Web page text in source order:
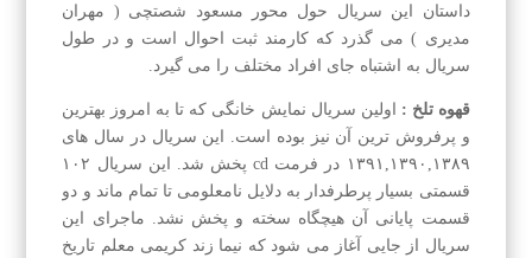
داستان این سریال حول محور مسعود شصتچی ( مهران
مدیری ) می گذرد که کارمند ثبت احوال است و در طول
سریال به اشتباه جای افراد مختلف را می گیرد.
قهوه تلخ : اولین سریال نمایش خانگی که تا به امروز بهترین
و پرفروش ترین آن نیز بوده است. این سریال در سال های
۱۳۹۱,۱۳۹۰,۱۳۸۹ در فرمت cd پخش شد. این سریال ۱۰۲
قسمتی بسیار پرطرفدار به دلایل نامعلومی تا تمام ماند و دو
قسمت پایانی آن هیچگاه سخته و پخش نشد. ماجرای این
سریال از جایی آغاز می شود که نیما زند کریمی معلم تاریخ